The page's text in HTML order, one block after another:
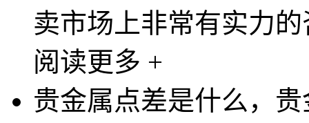
卖市场上非常有实力
阅读更多 +
贵金属点差是什么，